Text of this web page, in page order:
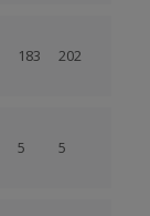
183 202
5 5